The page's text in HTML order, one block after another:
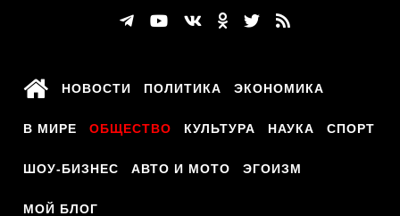
НОВОСТИ ПОЛИТИКА ЭКОНОМИКА
В МИРЕ ОБЩЕСТВО КУЛЬТУРА НАУКА СПОРТ
ШОУ-БИЗНЕС АВТО И МОТО ЭГОИЗМ
МОЙ БЛОГ